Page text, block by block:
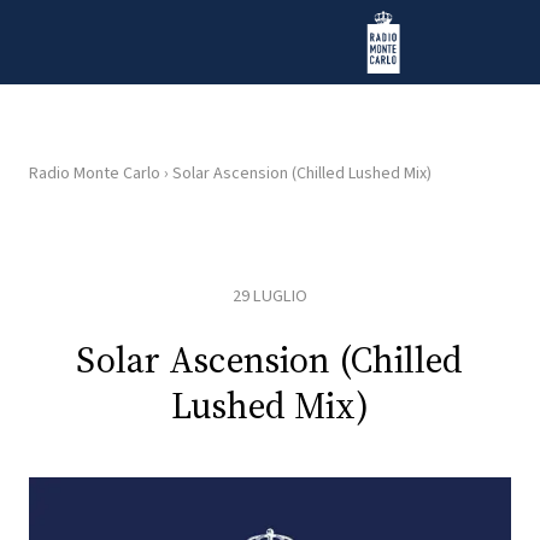
Radio Monte Carlo
WEB
RADIO
Radio Monte Carlo › Solar Ascension (Chilled Lushed Mix)
29 LUGLIO
Solar Ascension (Chilled
Lushed Mix)